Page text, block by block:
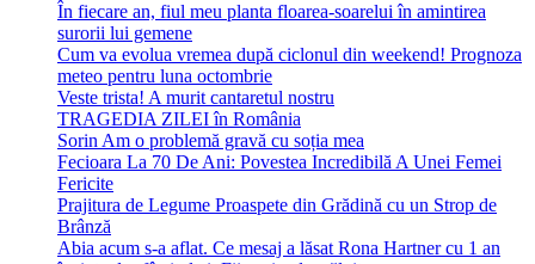
În fiecare an, fiul meu planta floarea-soarelui în amintirea
surorii lui gemene
Cum va evolua vremea după ciclonul din weekend! Prognoza
meteo pentru luna octombrie
Veste trista! A murit cantaretul nostru
TRAGEDIA ZILEI în România
Sorin Am o problemă gravă cu soția mea
Fecioara La 70 De Ani: Povestea Incredibilă A Unei Femei
Fericite
Prajitura de Legume Proaspete din Grădină cu un Strop de
Brânză
Abia acum s-a aflat. Ce mesaj a lăsat Rona Hartner cu 1 an